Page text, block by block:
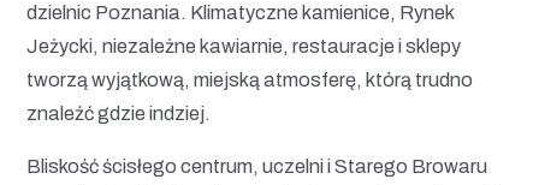
dzielnic Poznania. Klimatyczne kamienice, Rynek
Jeżycki, niezależne kawiarnie, restauracje i sklepy
tworzą wyjątkową, miejską atmosferę, którą trudno
znaleźć gdzie indziej.
Bliskość ścisłego centrum, uczelni i Starego Browaru